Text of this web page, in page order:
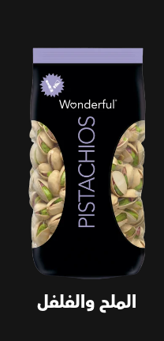
الملح والفلفل